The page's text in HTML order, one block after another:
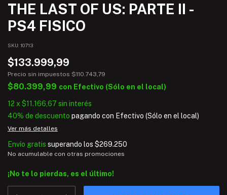
THE LAST OF US: PARTE II -
PS4 FISICO
SKU: 10713
$133.999,99
Precio sin impuestos $110.743,79
$80.399,99 con Efectivo (Sólo en el local)
12 x $11.166,67 sin interés
40% de descuento pagando con Efectivo (Sólo en el local)
Ver más detalles
Envío gratis superando los $269.250
No acumulable con otras promociones
¡No te lo pierdas, es el último!